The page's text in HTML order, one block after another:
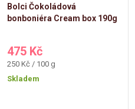
Bolci Čokoládová
bonboniéra Cream box 190g
475 Kč
Měrná
cena:
250 Kč / 100 g
Skladem